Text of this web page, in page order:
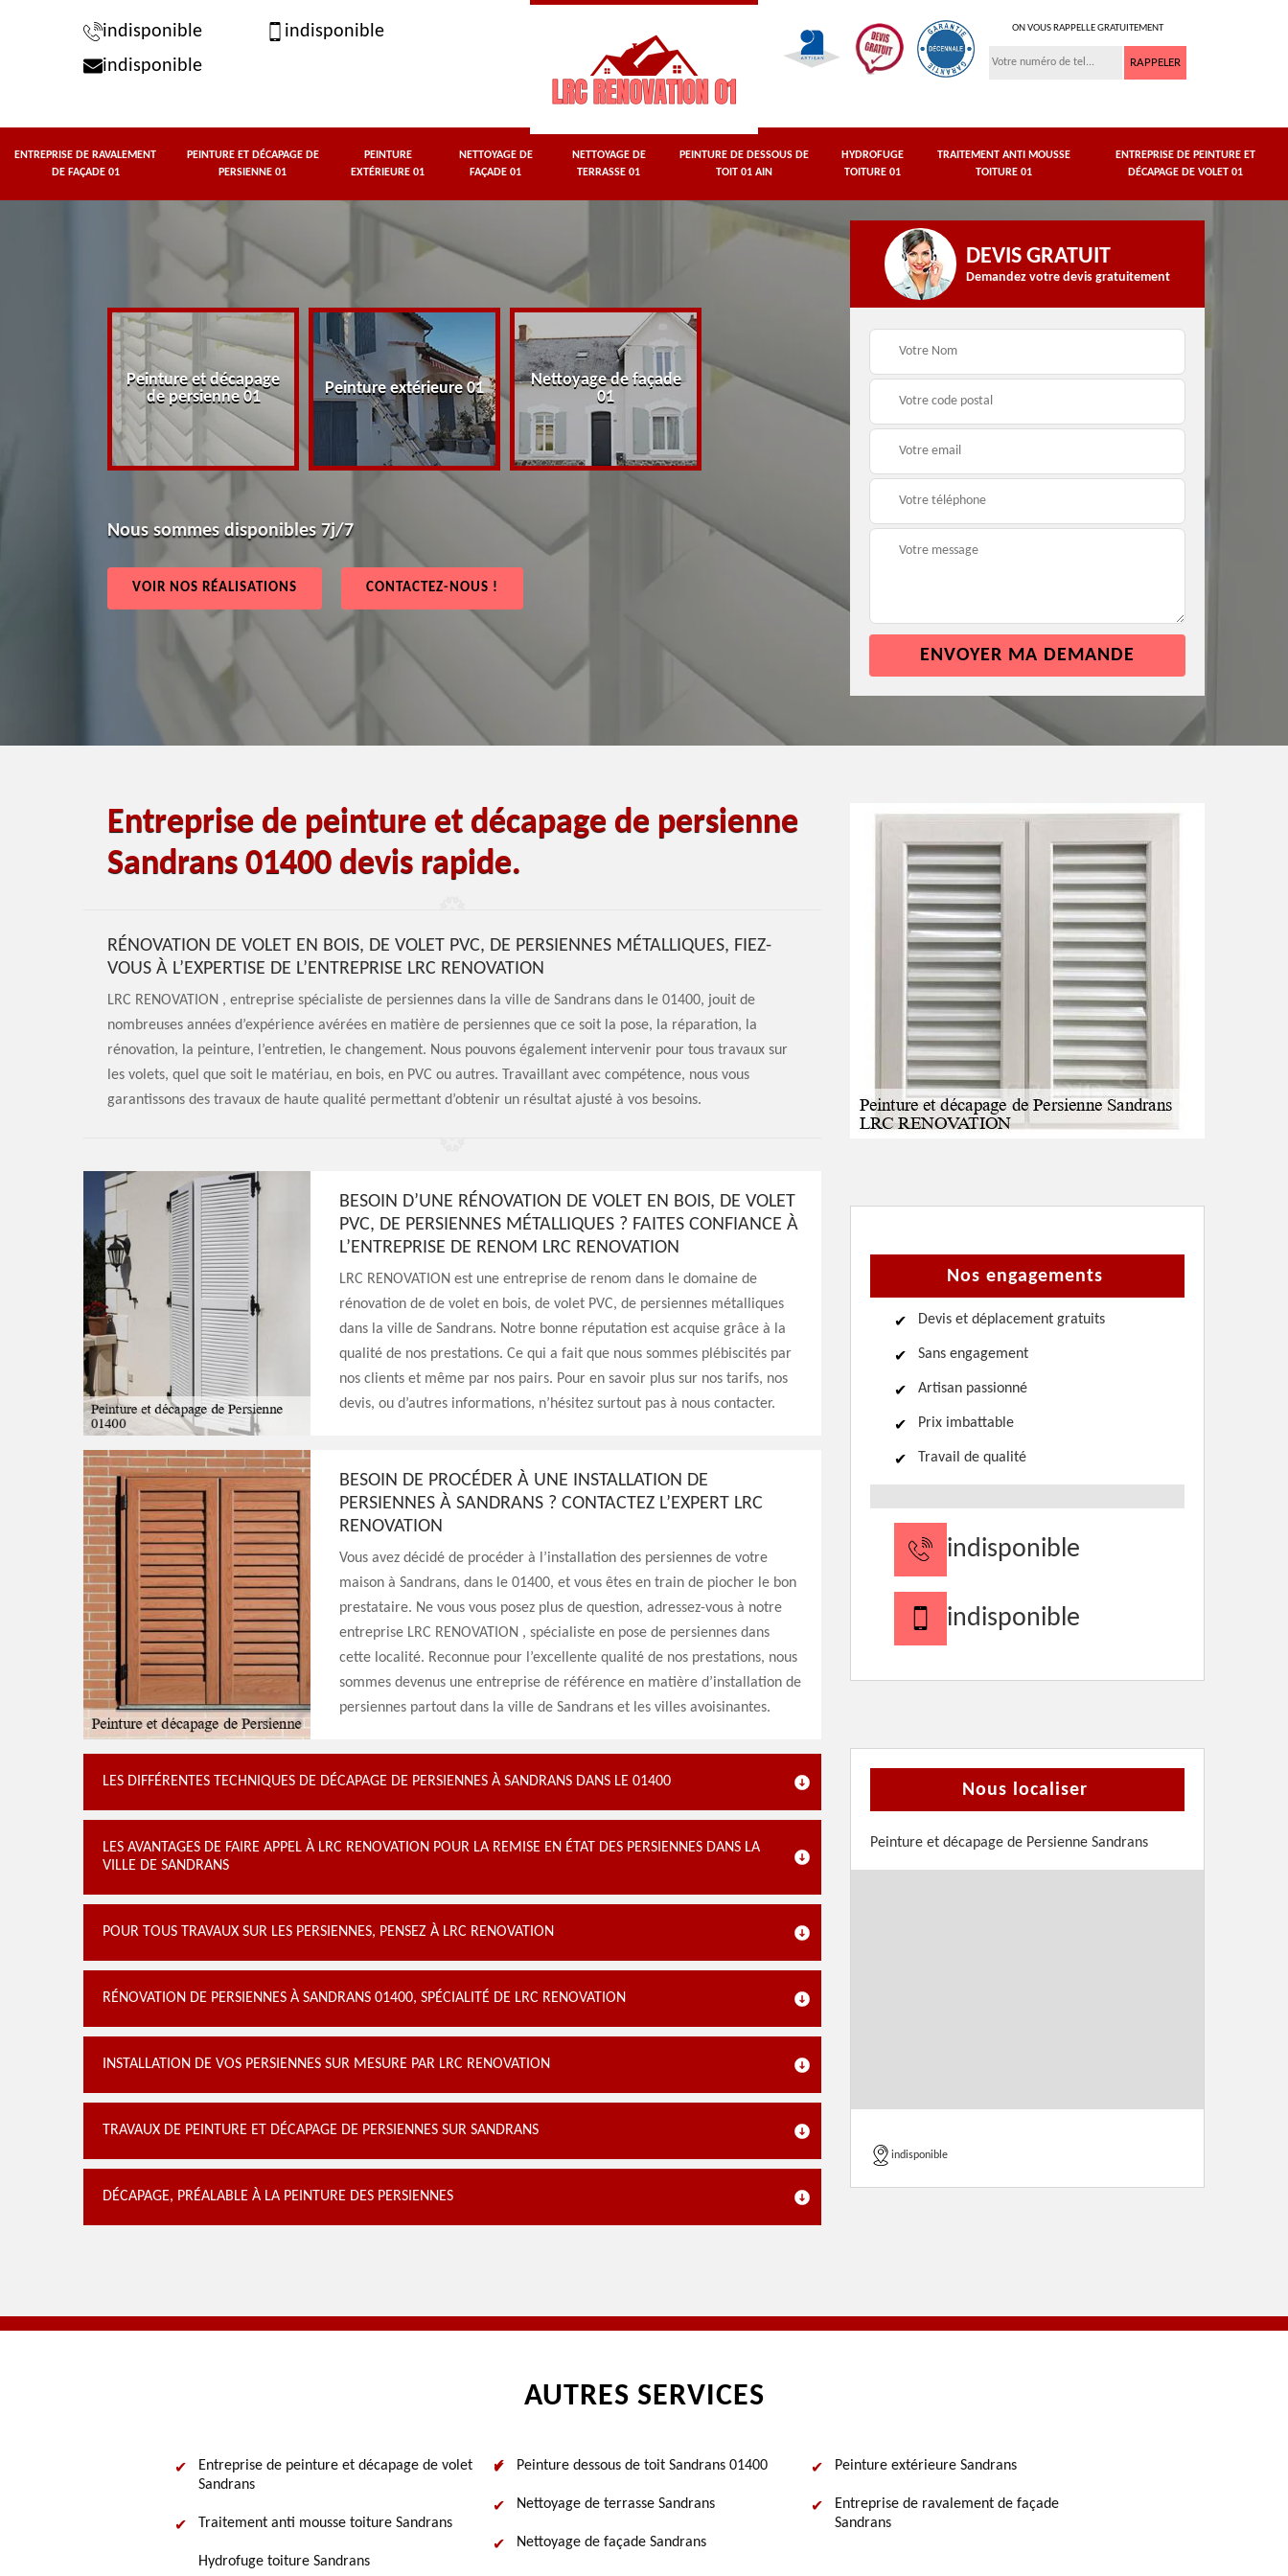
indisponible
indisponible
indisponible
ON VOUS RAPPELLE GRATUITEMENT
ENTREPRISE DE RAVALEMENT
DE FAÇADE 01
PEINTURE ET DÉCAPAGE DE
PERSIENNE 01
PEINTURE
EXTÉRIEURE 01
NETTOYAGE DE
FAÇADE 01
NETTOYAGE DE
TERRASSE 01
PEINTURE DE DESSOUS DE
TOIT 01 AIN
HYDROFUGE
TOITURE 01
TRAITEMENT ANTI MOUSSE
TOITURE 01
ENTREPRISE DE PEINTURE ET
DÉCAPAGE DE VOLET 01
Peinture et décapage
de persienne 01
Peinture extérieure 01
Nettoyage de façade
01
Nettoyage de terrasse
01
Peinture de dessous
de toit 01 Ain
Hydrofuge toiture 01
Nous sommes disponibles 7j/7
VOIR NOS RÉALISATIONS CONTACTEZ-NOUS !
DEVIS GRATUIT
Demandez votre devis gratuitement
Entreprise de peinture et décapage de persienne
Sandrans 01400 devis rapide.
RÉNOVATION DE VOLET EN BOIS, DE VOLET PVC, DE PERSIENNES MÉTALLIQUES, FIEZ-
VOUS À L’EXPERTISE DE L’ENTREPRISE LRC RENOVATION
LRC RENOVATION , entreprise spécialiste de persiennes dans la ville de Sandrans dans le 01400, jouit de
nombreuses années d’expérience avérées en matière de persiennes que ce soit la pose, la réparation, la
rénovation, la peinture, l’entretien, le changement. Nous pouvons également intervenir pour tous travaux sur
les volets, quel que soit le matériau, en bois, en PVC ou autres. Travaillant avec compétence, nous vous
garantissons des travaux de haute qualité permettant d’obtenir un résultat ajusté à vos besoins.
BESOIN D’UNE RÉNOVATION DE VOLET EN BOIS, DE VOLET
PVC, DE PERSIENNES MÉTALLIQUES ? FAITES CONFIANCE À
L’ENTREPRISE DE RENOM LRC RENOVATION
LRC RENOVATION est une entreprise de renom dans le domaine de
rénovation de de volet en bois, de volet PVC, de persiennes métalliques
dans la ville de Sandrans. Notre bonne réputation est acquise grâce à la
qualité de nos prestations. Ce qui a fait que nous sommes plébiscités par
nos clients et même par nos pairs. Pour en savoir plus sur nos tarifs, nos
devis, ou d’autres informations, n’hésitez surtout pas à nous contacter.
BESOIN DE PROCÉDER À UNE INSTALLATION DE
PERSIENNES À SANDRANS ? CONTACTEZ L’EXPERT LRC
RENOVATION
Vous avez décidé de procéder à l’installation des persiennes de votre
maison à Sandrans, dans le 01400, et vous êtes en train de piocher le bon
prestataire. Ne vous vous posez plus de question, adressez-vous à notre
entreprise LRC RENOVATION , spécialiste en pose de persiennes dans
cette localité. Reconnue pour l’excellente qualité de nos prestations, nous
sommes devenus une entreprise de référence en matière d’installation de
persiennes partout dans la ville de Sandrans et les villes avoisinantes.
LES DIFFÉRENTES TECHNIQUES DE DÉCAPAGE DE PERSIENNES À SANDRANS DANS LE 01400
LES AVANTAGES DE FAIRE APPEL À LRC RENOVATION POUR LA REMISE EN ÉTAT DES PERSIENNES DANS LA
VILLE DE SANDRANS
POUR TOUS TRAVAUX SUR LES PERSIENNES, PENSEZ À LRC RENOVATION
RÉNOVATION DE PERSIENNES À SANDRANS 01400, SPÉCIALITÉ DE LRC RENOVATION
INSTALLATION DE VOS PERSIENNES SUR MESURE PAR LRC RENOVATION
TRAVAUX DE PEINTURE ET DÉCAPAGE DE PERSIENNES SUR SANDRANS
DÉCAPAGE, PRÉALABLE À LA PEINTURE DES PERSIENNES
Nos engagements
Devis et déplacement gratuits
Sans engagement
Artisan passionné
Prix imbattable
Travail de qualité
indisponible
indisponible
Nous localiser
Peinture et décapage de Persienne Sandrans
indisponible
AUTRES SERVICES
Entreprise de peinture et décapage de volet
Sandrans
Traitement anti mousse toiture Sandrans
Hydrofuge toiture Sandrans
Peinture dessous de toit Sandrans 01400
Nettoyage de terrasse Sandrans
Nettoyage de façade Sandrans
Peinture extérieure Sandrans
Entreprise de ravalement de façade
Sandrans